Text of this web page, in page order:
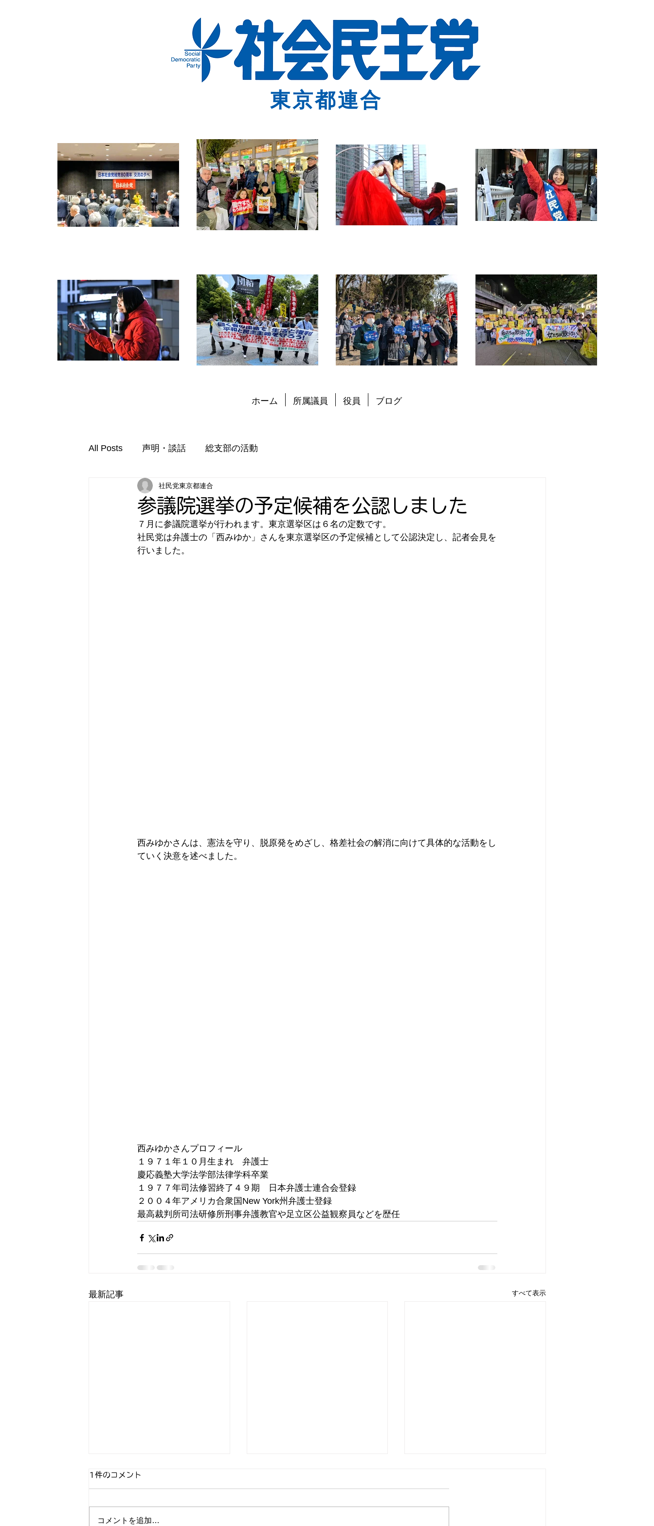
東京都連合
ホーム 所属議員 役員 ブログ
All Posts 声明・談話 総支部の活動
参議院選挙の予定候補を公認しました
社民党東京都連合
７月に参議院選挙が行われます。東京選挙区は６名の定数です。
社民党は弁護士の「西みゆか」さんを東京選挙区の予定候補として公認決定し、記者会見を
行いました。
西みゆかさんは、憲法を守り、脱原発をめざし、格差社会の解消に向けて具体的な活動をし
ていく決意を述べました。
西みゆかさんプロフィール
１９７１年１０月生まれ　弁護士
慶応義塾大学法学部法律学科卒業
１９７７年司法修習終了４９期　日本弁護士連合会登録
２００４年アメリカ合衆国New York州弁護士登録
最高裁判所司法研修所刑事弁護教官や足立区公益観察員などを歴任
最新記事 すべて表示
1件のコメント
コメントを追加…